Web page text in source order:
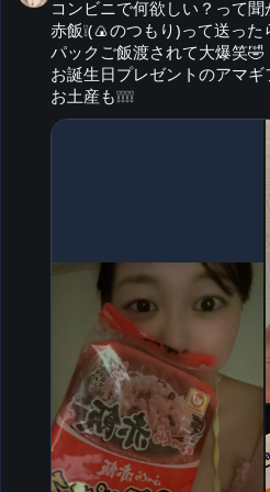
コンビニで何欲しい？って聞
赤飯❕(🍙のつもり)って送った
パックご飯渡されて大爆笑🤣
お誕生日プレゼントのアマ
お土産も❕❕❕❕